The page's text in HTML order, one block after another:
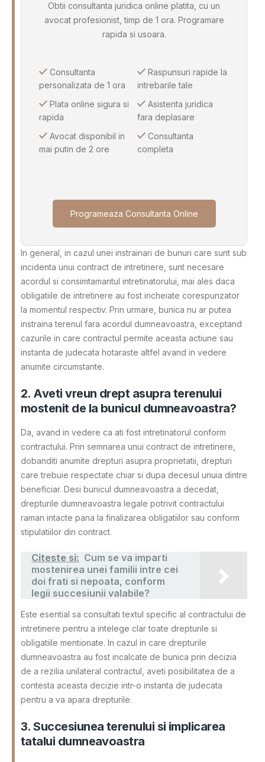
Obtii consultanta juridica online platita, cu un
avocat profesionist, timp de 1 ora. Programare
rapida si usoara.
Consultanta
personalizata de 1 ora
Plata online sigura si
rapida
Avocat disponibil in
mai putin de 2 ore
Raspunsuri rapide la
intrebarile tale
Asistenta juridica
fara deplasare
Consultanta
completa
Programeaza Consultanta Online
In general, in cazul unei instrainari de bunuri care sunt sub
incidenta unui contract de intretinere, sunt necesare
acordul si consimtamantul intretinatorului, mai ales daca
obligatiile de intretinere au fost incheiate corespunzator
la momentul respectiv. Prin urmare, bunica nu ar putea
instraina terenul fara acordul dumneavoastra, exceptand
cazurile in care contractul permite aceasta actiune sau
instanta de judecata hotaraste altfel avand in vedere
anumite circumstante.
2. Aveti vreun drept asupra terenului
mostenit de la bunicul dumneavoastra?
Da, avand in vedere ca ati fost intretinatorul conform
contractului. Prin semnarea unui contract de intretinere,
dobanditi anumite drepturi asupra proprietatii, drepturi
care trebuie respectate chiar si dupa decesul unuia dintre
beneficiar. Desi bunicul dumneavoastra a decedat,
drepturile dumneavoastra legale potrivit contractului
raman intacte pana la finalizarea obligatiilor sau conform
stipulatiilor din contract.
Citeste si: Cum se va imparti
mostenirea unei familii intre cei
doi frati si nepoata, conform
legii succesiunii valabile?
Este esential sa consultati textul specific al contractului de
intretinere pentru a intelege clar toate drepturile si
obligatiile mentionate. In cazul in care drepturile
dumneavoastra au fost incalcate de bunica prin decizia
de a rezilia unilateral contractul, aveti posibilitatea de a
contesta aceasta decizie intr-o instanta de judecata
pentru a va apara drepturile.
3. Succesiunea terenului si implicarea
tatalui dumneavoastra